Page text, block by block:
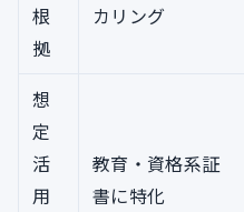
根
拠
カリング
想
定
活
用
教育・資格系証
書に特化